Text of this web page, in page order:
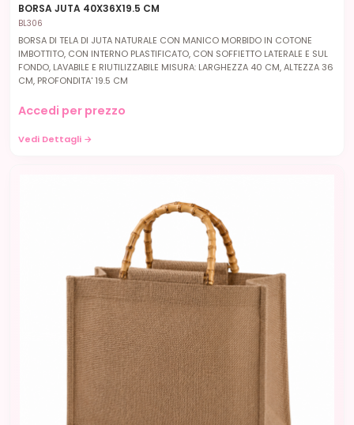
BORSA JUTA 40X36X19.5 CM
BL306
BORSA DI TELA DI JUTA NATURALE CON MANICO MORBIDO IN COTONE
IMBOTTITO, CON INTERNO PLASTIFICATO, CON SOFFIETTO LATERALE E SUL
FONDO, LAVABILE E RIUTILIZZABILE MISURA: LARGHEZZA 40 CM, ALTEZZA 36
CM, PROFONDITA' 19.5 CM
Accedi per prezzo
Vedi Dettagli →